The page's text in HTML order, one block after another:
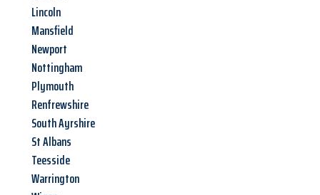
Lincoln
Mansfield
Newport
Nottingham
Plymouth
Renfrewshire
South Ayrshire
St Albans
Teesside
Warrington